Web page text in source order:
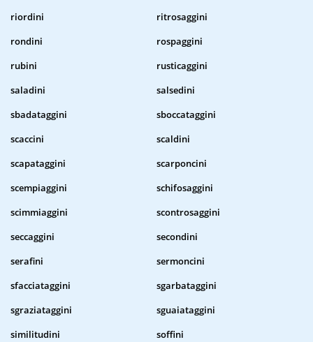
riordini
ritrosaggini
rondini
rospaggini
rubini
rusticaggini
saladini
salsedini
sbadataggini
sboccataggini
scaccini
scaldini
scapataggini
scarponcini
scempiaggini
schifosaggini
scimmiaggini
scontrosaggini
seccaggini
secondini
serafini
sermoncini
sfacciataggini
sgarbataggini
sgraziataggini
sguaiataggini
similitudini
soffini